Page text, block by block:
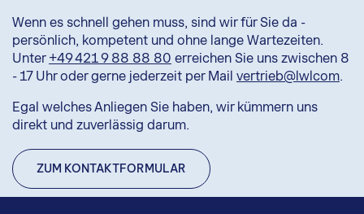
Wenn es schnell gehen muss, sind wir für Sie da -
persönlich, kompetent und ohne lange Wartezeiten.
Unter +49 421 9 88 88 80 erreichen Sie uns zwischen 8
- 17 Uhr oder gerne jederzeit per Mail vertrieb@lwlcom.
Egal welches Anliegen Sie haben, wir kümmern uns
direkt und zuverlässig darum.
ZUM KONTAKTFORMULAR